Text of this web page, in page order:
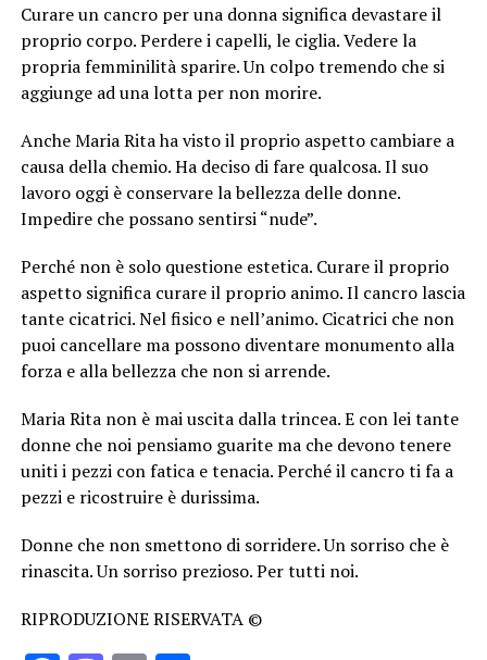
Curare un cancro per una donna significa devastare il
proprio corpo. Perdere i capelli, le ciglia. Vedere la
propria femminilità sparire. Un colpo tremendo che si
aggiunge ad una lotta per non morire.
Anche Maria Rita ha visto il proprio aspetto cambiare a
causa della chemio. Ha deciso di fare qualcosa. Il suo
lavoro oggi è conservare la bellezza delle donne.
Impedire che possano sentirsi “nude”.
Perché non è solo questione estetica. Curare il proprio
aspetto significa curare il proprio animo. Il cancro lascia
tante cicatrici. Nel fisico e nell’animo. Cicatrici che non
puoi cancellare ma possono diventare monumento alla
forza e alla bellezza che non si arrende.
Maria Rita non è mai uscita dalla trincea. E con lei tante
donne che noi pensiamo guarite ma che devono tenere
uniti i pezzi con fatica e tenacia. Perché il cancro ti fa a
pezzi e ricostruire è durissima.
Donne che non smettono di sorridere. Un sorriso che è
rinascita. Un sorriso prezioso. Per tutti noi.
RIPRODUZIONE RISERVATA ©